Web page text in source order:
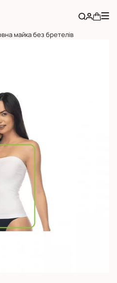
майка без бретелів